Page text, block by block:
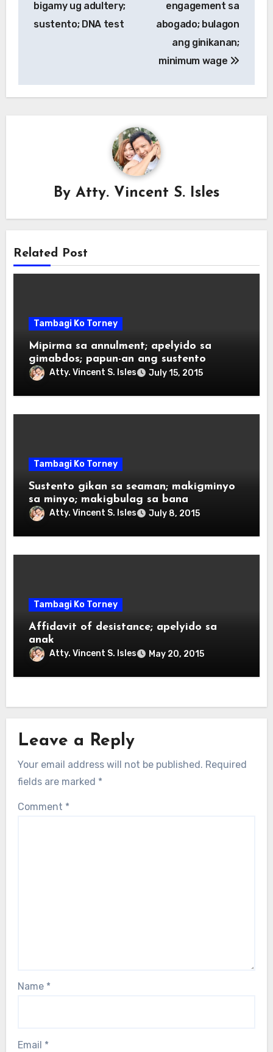
bigamy ug adultery;
sustento; DNA test
engagement sa
abogado; bulagon
ang ginikanan;
minimum wage
By Atty. Vincent S. Isles
Related Post
Tambagi Ko Torney
Mipirma sa annulment; apelyido sa
gimabdos; papun-an ang sustento
Atty. Vincent S. Isles July 15, 2015
Tambagi Ko Torney
Sustento gikan sa seaman; makigminyo
sa minyo; makigbulag sa bana
Atty. Vincent S. Isles July 8, 2015
Tambagi Ko Torney
Affidavit of desistance; apelyido sa
anak
Atty. Vincent S. Isles May 20, 2015
Leave a Reply
Your email address will not be published. Required
fields are marked *
Comment *
Name *
Email *